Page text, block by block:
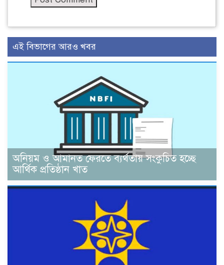
এই বিভাগের আরও খবর
অনিয়ম ও আমানত ফেরতে ব্যর্থতায় সংকুচিত হচ্ছে
আর্থিক প্রতিষ্ঠান খাত